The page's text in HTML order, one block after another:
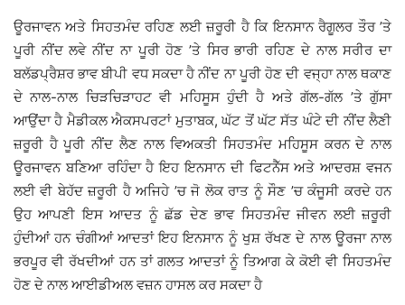
ਊਰਜਾਵਨ ਅਤੇ ਸਿਹਤਮੰਦ ਰਹਿਣ ਲਈ ਜ਼ਰੂਰੀ ਹੈ ਕਿ ਇਨਸਾਨ ਰੈਗੂਲਰ ਤੌਰ ’ਤੇ
ਪੂਰੀ ਨੀਂਦ ਲਵੇ ਨੀਂਦ ਨਾ ਪੂਰੀ ਹੋਣ ’ਤੇ ਸਿਰ ਭਾਰੀ ਰਹਿਣ ਦੇ ਨਾਲ ਸਰੀਰ ਦਾ
ਬਲੱਡਪ੍ਰੈਸ਼ਰ ਭਾਵ ਬੀਪੀ ਵਧ ਸਕਦਾ ਹੈ ਨੀਂਦ ਨਾ ਪੂਰੀ ਹੋਣ ਦੀ ਵਜ੍ਹਾ ਨਾਲ ਥਕਾਣ
ਦੇ ਨਾਲ-ਨਾਲ ਚਿੜਚਿੜਾਹਟ ਵੀ ਮਹਿਸੂਸ ਹੁੰਦੀ ਹੈ ਅਤੇ ਗੱਲ-ਗੱਲ ’ਤੇ ਗੁੱਸਾ
ਆਉਂਦਾ ਹੈ ਮੈਡੀਕਲ ਐਕਸਪਰਟਾਂ ਮੁਤਾਬਕ, ਘੱਟ ਤੋਂ ਘੱਟ ਸੱਤ ਘੰਟੇ ਦੀ ਨੀਂਦ ਲੈਣੀ
ਜ਼ਰੂਰੀ ਹੈ ਪੂਰੀ ਨੀਂਦ ਲੈਣ ਨਾਲ ਵਿਅਕਤੀ ਸਿਹਤਮੰਦ ਮਹਿਸੂਸ ਕਰਨ ਦੇ ਨਾਲ
ਊਰਜਾਵਨ ਬਣਿਆ ਰਹਿੰਦਾ ਹੈ ਇਹ ਇਨਸਾਨ ਦੀ ਫਿਟਨੈੱਸ ਅਤੇ ਆਦਰਸ਼ ਵਜਨ
ਲਈ ਵੀ ਬੇਹੱਦ ਜ਼ਰੂਰੀ ਹੈ ਅਜਿਹੇ ’ਚ ਜੋ ਲੋਕ ਰਾਤ ਨੂੰ ਸੌਣ ’ਚ ਕੰਜੂਸੀ ਕਰਦੇ ਹਨ
ਉਹ ਆਪਣੀ ਇਸ ਆਦਤ ਨੂੰ ਛੱਡ ਦੇਣ ਭਾਵ ਸਿਹਤਮੰਦ ਜੀਵਨ ਲਈ ਜ਼ਰੂਰੀ
ਹੁੰਦੀਆਂ ਹਨ ਚੰਗੀਆਂ ਆਦਤਾਂ ਇਹ ਇਨਸਾਨ ਨੂੰ ਖੁਸ਼ ਰੱਖਣ ਦੇ ਨਾਲ ਊਰਜਾ ਨਾਲ
ਭਰਪੂਰ ਵੀ ਰੱਖਦੀਆਂ ਹਨ ਤਾਂ ਗਲਤ ਆਦਤਾਂ ਨੂੰ ਤਿਆਗ ਕੇ ਕੋਈ ਵੀ ਸਿਹਤਮੰਦ
ਹੋਣ ਦੇ ਨਾਲ ਆਈਡੀਅਲ ਵਜ਼ਨ ਹਾਸਲ ਕਰ ਸਕਦਾ ਹੈ